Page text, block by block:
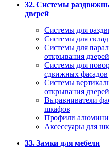
32. Системы
дверей
Системы для
Системы для
Системы для
открывания дверей
Системы для
сдвижных фасадов
Системы
открывания дверей
Выравниватели
шкафов
Профили
Аксессуары для
33. Замки для мебели